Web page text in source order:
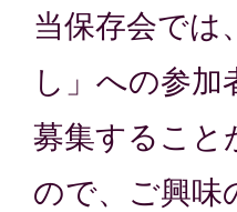
当保存会では
し」への参
募集すること
ので、ご興味